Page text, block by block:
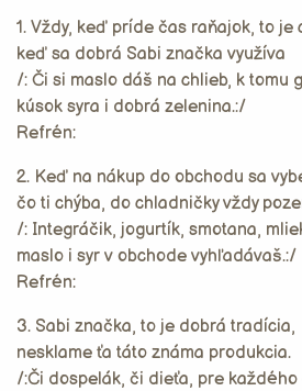
1. Vždy, keď príde čas raňajok, to je
keď sa dobrá Sabi značka využíva
/: Či si maslo dáš na chlieb, k tomu
kúsok syra i dobrá zelenina.:/
Refrén:
2. Keď na nákup do obchodu sa
čo ti chýba, do chladničky vždy
/: Integráčik, jogurtík, smotana,
maslo i syr v obchode vyhľadávaš.:/
Refrén:
3. Sabi značka, to je dobrá tradícia,
nesklame ťa táto známa produkcia.
/:Či dospelák, či dieťa, pre každého